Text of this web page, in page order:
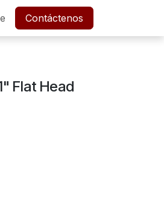
Empleos
Contáctenos
Flat Head